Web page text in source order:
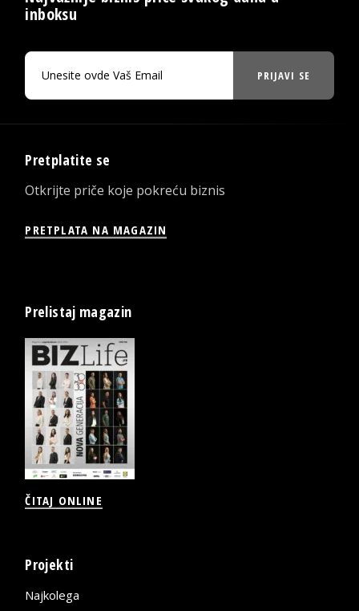
inboksu
PRIJAVI SE
Pretplatite se
Otkrijte priče koje pokreću biznis
PRETPLATA NA MAGAZIN
Prelistaj magazin
ČITAJ ONLINE
Projekti
Najkolega